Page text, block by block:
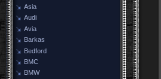
Asia
Audi
Avia
Barkas
Bedford
BMC
BMW